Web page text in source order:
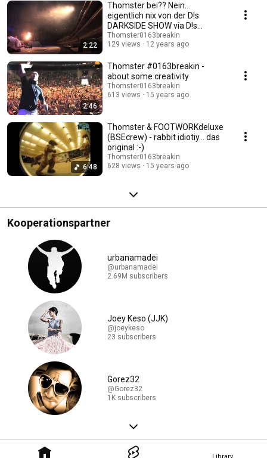
Library
2:22
Thomster bei?? Nein...
eigentlich nix von der D!s
DARKSIDE SHOW via D!s
Danceschool
Thomster0163breakin
129 views
12 years ago
2:46
Thomster #0163breakin -
about some creativity
Thomster0163breakin
613 views
15 years ago
6:48
Thomster & FOOTWORKdeluxe
(BSEcrew) - rabbit idiotiy... das
original :-)
Thomster0163breakin
628 views
15 years ago
Kooperationspartner
urbanamadei
@urbanamadei
2.69M subscribers
Joey Keso (JJK)
@joeykeso
23 subscribers
Gorez32
@Gorez32
1K subscribers